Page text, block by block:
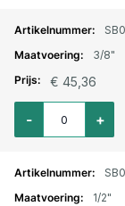
3/8"
€ 45,36
Aantal voor
+
-
1/2"